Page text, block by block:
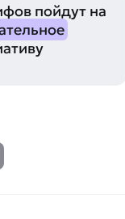
пойдут на